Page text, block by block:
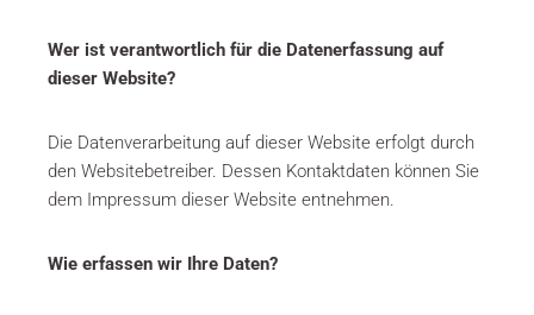
Wer ist verantwortlich für die Datenerfassung auf
dieser Website?
Die Datenverarbeitung auf dieser Website erfolgt durch
den Websitebetreiber. Dessen Kontaktdaten können Sie
dem Impressum dieser Website entnehmen.
Wie erfassen wir Ihre Daten?